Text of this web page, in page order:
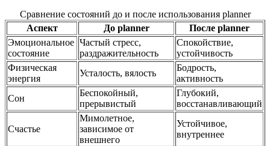
Сравнение состояний до и после использования planner
Аспект
До planner
После planner
Эмоциональное
состояние
Частый стресс,
раздражительность
Спокойствие,
устойчивость
Физическая
энергия
Усталость, вялость
Бодрость,
активность
Сон
Беспокойный,
прерывистый
Глубокий,
восстанавливающий
Счастье
Мимолетное,
зависимое от
внешнего
Устойчивое,
внутреннее